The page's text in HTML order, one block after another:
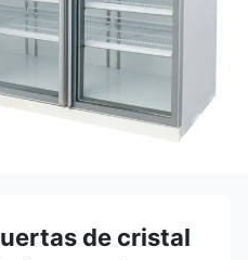
de cristal